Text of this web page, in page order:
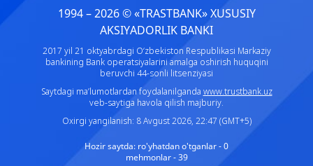
1994 – 2026 © «TRASTBANK» ХUSUSIY
AKSIYADORLIK BANKI
2017 yil 21 oktyabrdagi O‘zbekiston Respublikasi Markaziy
bankining Bank operatsiyalarini amalga oshirish huquqini
beruvchi 44-sonli litsenziyasi
Saytdagi ma’lumotlardan foydalanilganda www.trustbank.uz
veb-saytiga havola qilish majburiy.
Oxirgi yangilanish: 8 Avgust 2026, 22:47 (GMT+5)
Hozir saytda: ro'yhatdan o'tganlar - 0
mehmonlar - 39